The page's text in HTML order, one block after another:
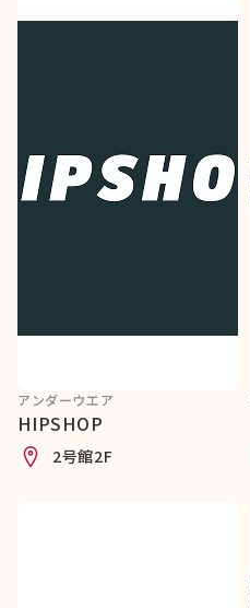
アンダーウエア
HIPSHOP
2号館2F